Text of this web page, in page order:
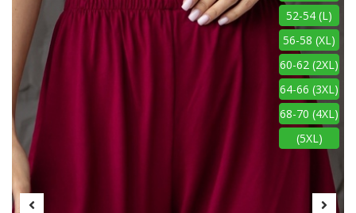
52-54 (L)
56-58 (XL)
60-62 (2XL)
64-66 (3XL)
68-70 (4XL)
(5XL)